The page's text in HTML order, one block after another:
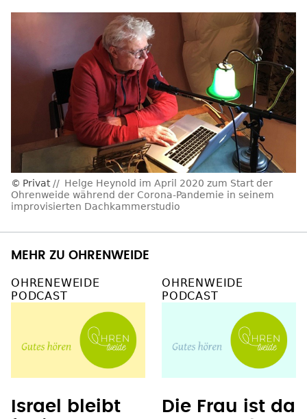
Privat
Helge Heynold im April 2020 zum Start der
Ohrenweide während der Corona-Pandemie in seinem
improvisierten Dachkammerstudio
MEHR ZU OHRENWEIDE
OHRENEWEIDE
PODCAST
Israel bleibt
OHRENWEIDE
PODCAST
Die Frau ist da